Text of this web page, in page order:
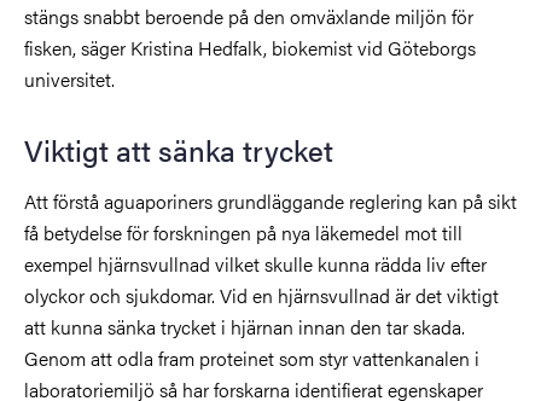
stängs snabbt beroende på den omväxlande miljön för
fisken, säger Kristina Hedfalk, biokemist vid Göteborgs
universitet.
Viktigt att sänka trycket
Att förstå aguaporiners grundläggande reglering kan på sikt
få betydelse för forskningen på nya läkemedel mot till
exempel hjärnsvullnad vilket skulle kunna rädda liv efter
olyckor och sjukdomar. Vid en hjärnsvullnad är det viktigt
att kunna sänka trycket i hjärnan innan den tar skada.
Genom att odla fram proteinet som styr vattenkanalen i
laboratoriemiljö så har forskarna identifierat egenskaper